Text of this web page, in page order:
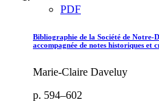
PDF
Bibliographie de la Société de Notre-
accompagnée de notes historiques et
Marie-Claire Daveluy
p. 594–602